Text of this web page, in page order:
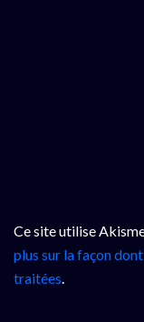
Ce site utilise
plus sur la façon
traitées.